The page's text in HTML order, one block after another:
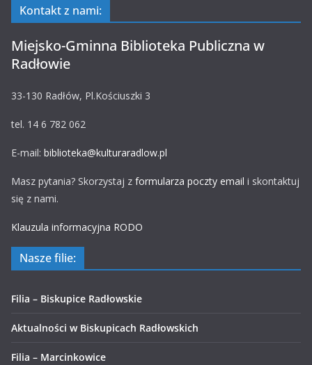
Kontakt z nami:
Miejsko-Gminna Biblioteka Publiczna w
Radłowie
33-130 Radłów, Pl.Kościuszki 3
tel. 14 6 782 062
E-mail: biblioteka@kulturaradlow.pl
Masz pytania? Skorzystaj z formularza poczty email i skontaktuj
się z nami.
Klauzula informacyjna RODO
Nasze filie:
Filia – Biskupice Radłowskie
Aktualności w Biskupicach Radłowskich
Filia – Marcinkowice